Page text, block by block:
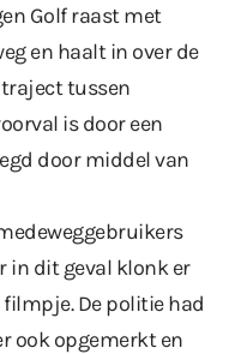
Golf raast met
en haalt in over de
tussen
is door een
door middel van
in dit geval klonk er
De politie had
ook opgemerkt en